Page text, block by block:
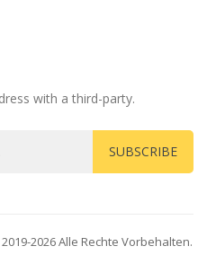
with a third-party.
SUBSCRIBE
2026 Alle Rechte Vorbehalten.